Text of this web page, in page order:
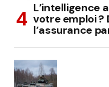
L’intelligence
votre emploi ?
l’assurance